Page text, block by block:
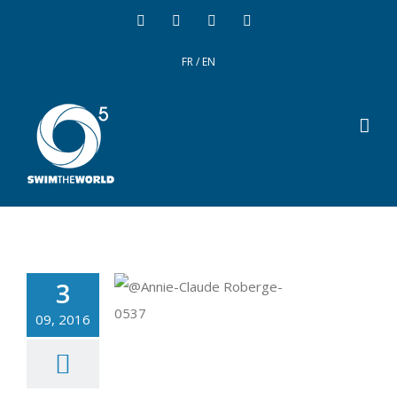
FR/EN
3
09, 2016